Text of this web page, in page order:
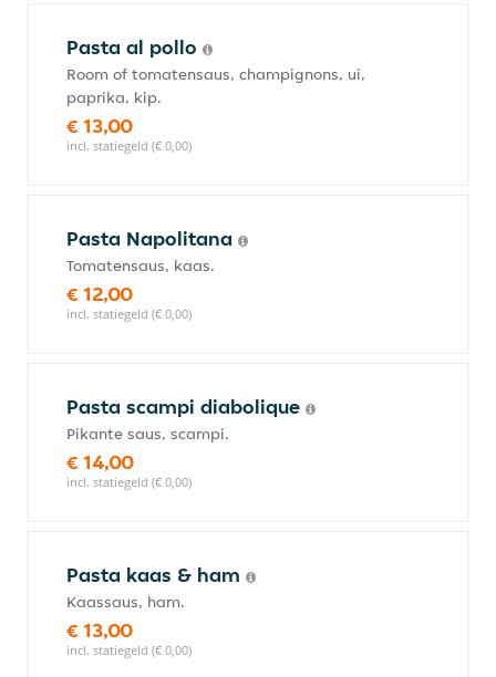
Pasta al pollo
Room of tomatensaus, champignons, ui,
paprika, kip.
€ 13,00
incl. statiegeld (€ 0,00)
Pasta Napolitana
Tomatensaus, kaas.
€ 12,00
incl. statiegeld (€ 0,00)
Pasta scampi diabolique
Pikante saus, scampi.
€ 14,00
incl. statiegeld (€ 0,00)
Pasta kaas & ham
Kaassaus, ham.
€ 13,00
incl. statiegeld (€ 0,00)